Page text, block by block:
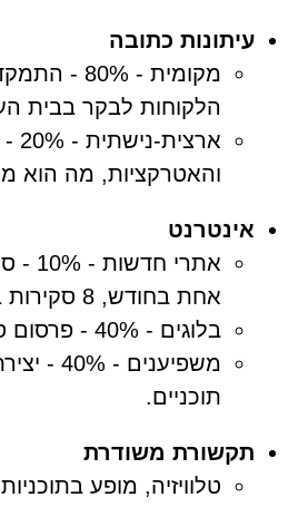
עיתונות כתובה
מקומית -
הלקוחות לבקר בבית
והאטרקציות, מה הוא
אינטרנט
אחת בחודש, 8 סקירות בחודש בתקופת הטיולים.
בלוגים - 40% - פרסום סקירות וכתבות בבלוגים רלוונטים.
תוכניים.
תקשורת משודרת